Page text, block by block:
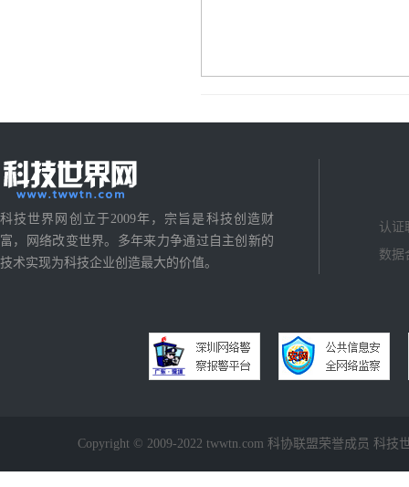
科技世界网创立于2009年，宗旨是科技创造财
富，网络改变世界。多年来力争通过自主创新的
技术实现为科技企业创造最大的价值。
认证
数据
Copyright © 2009-2022 twwtn.com 科协联盟荣誉成员 科